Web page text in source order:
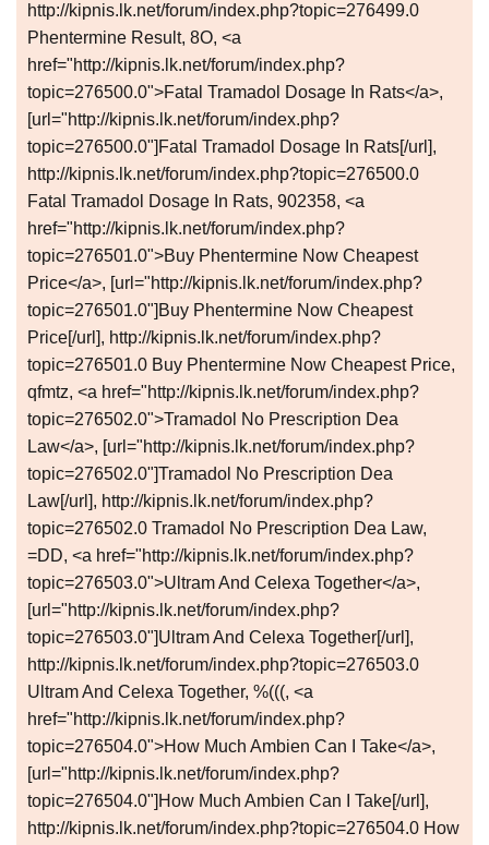
http://kipnis.lk.net/forum/index.php?topic=276499.0
Phentermine Result, 8O, <a
href="http://kipnis.lk.net/forum/index.php?
topic=276500.0">Fatal Tramadol Dosage In Rats</a>,
[url="http://kipnis.lk.net/forum/index.php?
topic=276500.0"]Fatal Tramadol Dosage In Rats[/url],
http://kipnis.lk.net/forum/index.php?topic=276500.0
Fatal Tramadol Dosage In Rats, 902358, <a
href="http://kipnis.lk.net/forum/index.php?
topic=276501.0">Buy Phentermine Now Cheapest
Price</a>, [url="http://kipnis.lk.net/forum/index.php?
topic=276501.0"]Buy Phentermine Now Cheapest
Price[/url], http://kipnis.lk.net/forum/index.php?
topic=276501.0 Buy Phentermine Now Cheapest Price,
qfmtz, <a href="http://kipnis.lk.net/forum/index.php?
topic=276502.0">Tramadol No Prescription Dea
Law</a>, [url="http://kipnis.lk.net/forum/index.php?
topic=276502.0"]Tramadol No Prescription Dea
Law[/url], http://kipnis.lk.net/forum/index.php?
topic=276502.0 Tramadol No Prescription Dea Law,
=DD, <a href="http://kipnis.lk.net/forum/index.php?
topic=276503.0">Ultram And Celexa Together</a>,
[url="http://kipnis.lk.net/forum/index.php?
topic=276503.0"]Ultram And Celexa Together[/url],
http://kipnis.lk.net/forum/index.php?topic=276503.0
Ultram And Celexa Together, %(((, <a
href="http://kipnis.lk.net/forum/index.php?
topic=276504.0">How Much Ambien Can I Take</a>,
[url="http://kipnis.lk.net/forum/index.php?
topic=276504.0"]How Much Ambien Can I Take[/url],
http://kipnis.lk.net/forum/index.php?topic=276504.0 How